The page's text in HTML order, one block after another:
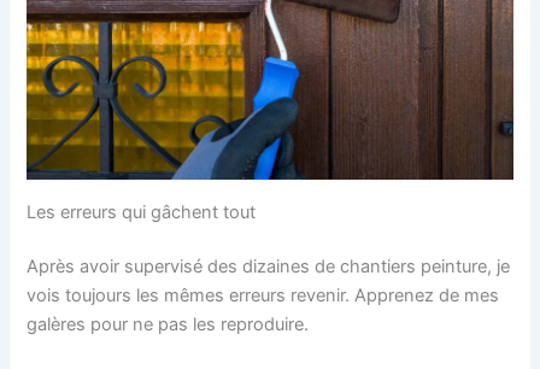
Les erreurs qui gâchent tout
Après avoir supervisé des dizaines de chantiers peinture, je
vois toujours les mêmes erreurs revenir. Apprenez de mes
galères pour ne pas les reproduire.